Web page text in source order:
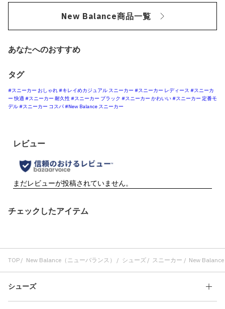
New Balance商品一覧
あなたへのおすすめ
タグ
#スニーカー おしゃれ#キレイめカジュアル スニーカー #スニーカー レディース #スニーカ
ー 快適 #スニーカー 耐久性#スニーカー ブラック #スニーカー かわいい#スニーカー 定番モ
デル#スニーカー コスパ#New Balance スニーカー
チェックしたアイテム
TOP New Balance（ニューバランス） シューズ スニーカー New
シューズ